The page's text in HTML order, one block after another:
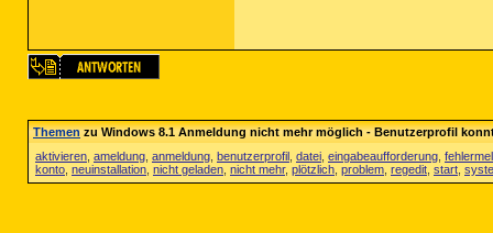
Themenzu Windows 8.1 Anmeldung nicht mehr möglich - Benutzerprofil
aktivieren ameldung anmeldung benutzerprofil datei eingabeaufforderung
konto neuinstallation nicht geladen nicht mehr, plötzlich problem regedit start